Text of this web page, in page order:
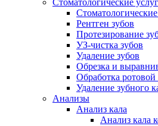
Стоматологические
Рентген зубов
Протезирование
УЗ-чистка зубов
Удаление зубов
Обрезка и
Обработка ротовой
Удаление зубного
Анализы
Анализ кала
Анализ кала